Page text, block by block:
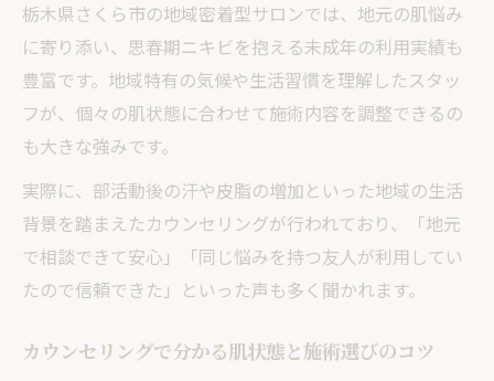
栃木県さくら市の地域密着型サロンでは、地元の肌悩み
に寄り添い、思春期ニキビを抱える未成年の利用実績も
豊富です。地域特有の気候や生活習慣を理解したスタッ
フが、個々の肌状態に合わせて施術内容を調整できるの
も大きな強みです。
実際に、部活動後の汗や皮脂の増加といった地域の生活
背景を踏まえたカウンセリングが行われており、「地元
で相談できて安心」「同じ悩みを持つ友人が利用してい
たので信頼できた」といった声も多く聞かれます。
カウンセリングで分かる肌状態と施術選びのコツ